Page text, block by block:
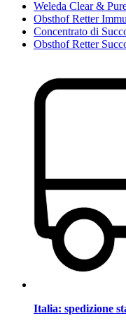
Weleda Clear &
Obsthof Retter
Concentrato di
Obsthof Retter
Italia: spedizione